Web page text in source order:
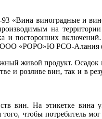
«Вина виноградные и
на
и посторонних
ООО «РОРО»Ю РСО-
живой продукт. Осадок
и розливе вин, так и в
вин. На этикетке
чтобы потребитель